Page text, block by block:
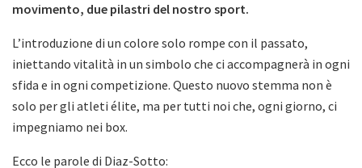
movimento, due pilastri del nostro sport.
L’introduzione di un colore solo rompe con il passato,
iniettando vitalità in un simbolo che ci accompagnerà in ogni
sfida e in ogni competizione. Questo nuovo stemma non è
solo per gli atleti élite, ma per tutti noi che, ogni giorno, ci
impegniamo nei box.
Ecco le parole di Diaz-Sotto: